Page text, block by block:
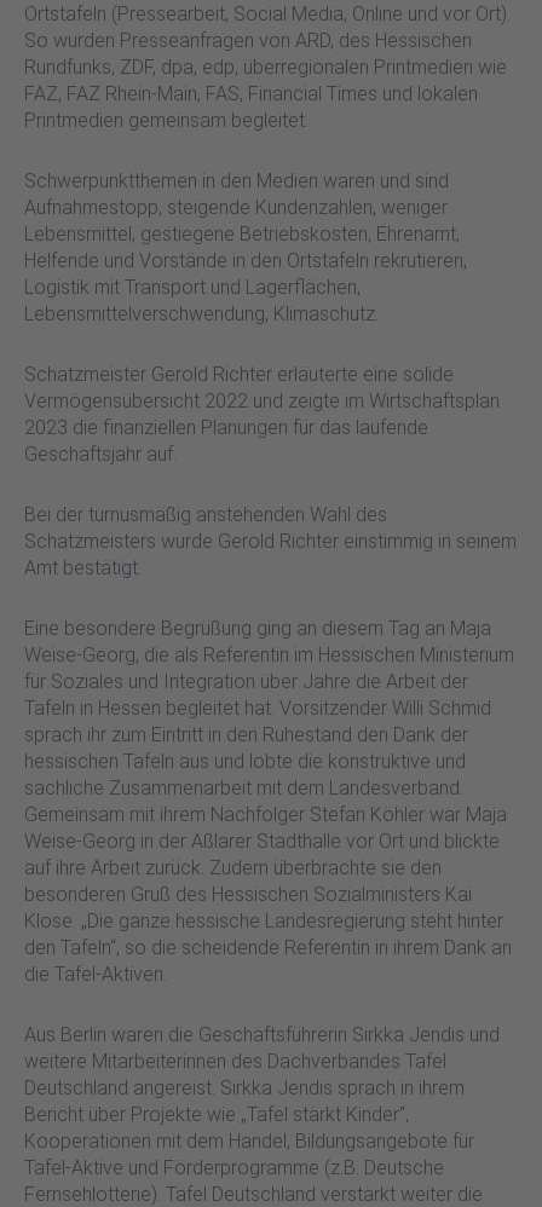
Ortstafeln (Pressearbeit, Social Media, Online und vor Ort).
So wurden Presseanfragen von ARD, des Hessischen
Rundfunks, ZDF, dpa, edp, überregionalen Printmedien wie
FAZ, FAZ Rhein-Main, FAS, Financial Times und lokalen
Printmedien gemeinsam begleitet.
Schwerpunktthemen in den Medien waren und sind
Aufnahmestopp, steigende Kundenzahlen, weniger
Lebensmittel, gestiegene Betriebskosten, Ehrenamt,
Helfende und Vorstände in den Ortstafeln rekrutieren,
Logistik mit Transport und Lagerflächen,
Lebensmittelverschwendung, Klimaschutz.
Schatzmeister Gerold Richter erläuterte eine solide
Vermögensübersicht 2022 und zeigte im Wirtschaftsplan
2023 die finanziellen Planungen für das laufende
Geschäftsjahr auf.
Bei der turnusmäßig anstehenden Wahl des
Schatzmeisters wurde Gerold Richter einstimmig in seinem
Amt bestätigt.
Eine besondere Begrüßung ging an diesem Tag an Maja
Weise-Georg, die als Referentin im Hessischen Ministerium
für Soziales und Integration über Jahre die Arbeit der
Tafeln in Hessen begleitet hat. Vorsitzender Willi Schmid
sprach ihr zum Eintritt in den Ruhestand den Dank der
hessischen Tafeln aus und lobte die konstruktive und
sachliche Zusammenarbeit mit dem Landesverband.
Gemeinsam mit ihrem Nachfolger Stefan Köhler war Maja
Weise-Georg in der Aßlarer Stadthalle vor Ort und blickte
auf ihre Arbeit zurück. Zudem überbrachte sie den
besonderen Gruß des Hessischen Sozialministers Kai
Klose. „Die ganze hessische Landesregierung steht hinter
den Tafeln“, so die scheidende Referentin in ihrem Dank an
die Tafel-Aktiven.
Aus Berlin waren die Geschäftsführerin Sirkka Jendis und
weitere Mitarbeiterinnen des Dachverbandes Tafel
Deutschland angereist. Sirkka Jendis sprach in ihrem
Bericht über Projekte wie „Tafel stärkt Kinder“,
Kooperationen mit dem Handel, Bildungsangebote für
Tafel-Aktive und Förderprogramme (z.B. Deutsche
Fernsehlotterie). Tafel Deutschland verstärkt weiter die